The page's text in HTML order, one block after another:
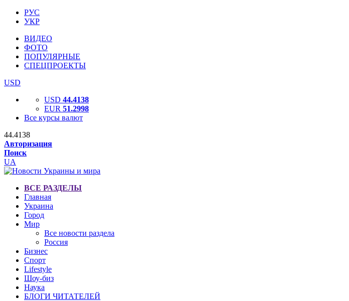
РУС
УКР
ВИДЕО
ФОТО
ПОПУЛЯРНЫЕ
СПЕЦПРОЕКТЫ
USD
USD 44.4138
EUR 51.2998
Все курсы валют
44.4138
Авторизация
Поиск
UA
ВСЕ РАЗДЕЛЫ
Главная
Украина
Город
Мир
Все новости раздела
Россия
Бизнес
Спорт
Lifestyle
Шоу-биз
Наука
БЛОГИ ЧИТАТЕЛЕЙ